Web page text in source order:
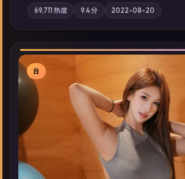
主轴，边境小镇的平静被一封匿名信彻底打
地域气质；站内亦可通过「国产免费观看高
展检索同类型高分佳作，畅享高清在线追剧
69,711热度 9.4分 2022-08-20
▶
台